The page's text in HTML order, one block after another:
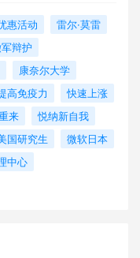
惠活动
雷尔·莫雷
辩护
康奈尔大学
高免疫力
快速上涨
来
悦纳新自我
国研究生
微软日本
中心